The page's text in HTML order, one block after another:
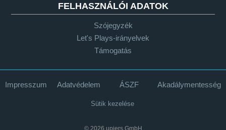
FELHASZNÁLÓI ADATOK
Szójegyzék
Let's Plays-irányelvek
Támogatás
Impresszum Adatvédelem ÁSZF Akadálymentesség
Sütik kezelése
© 2026 upjers GmbH